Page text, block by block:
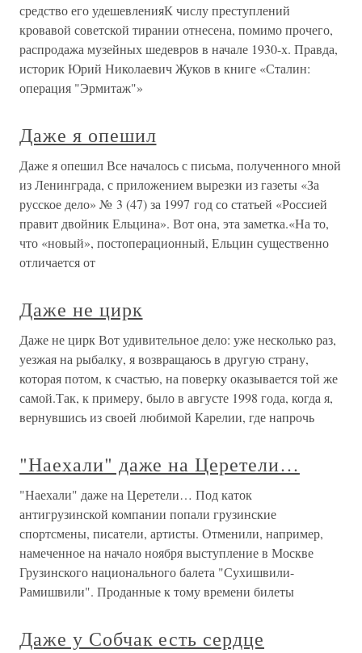
средство его удешевленияК числу преступлений
кровавой советской тирании отнесена, помимо прочего,
распродажа музейных шедевров в начале 1930-х. Правда,
историк Юрий Николаевич Жуков в книге «Сталин:
операция "Эрмитаж"»
Даже я опешил
Даже я опешил Все началось с письма, полученного мной
из Ленинграда, с приложением вырезки из газеты «За
русское дело» № 3 (47) за 1997 год со статьей «Россией
правит двойник Ельцина». Вот она, эта заметка.«На то,
что «новый», постоперационный, Ельцин существенно
отличается от
Даже не цирк
Даже не цирк Вот удивительное дело: уже несколько раз,
уезжая на рыбалку, я возвращаюсь в другую страну,
которая потом, к счастью, на поверку оказывается той же
самой.Так, к примеру, было в августе 1998 года, когда я,
вернувшись из своей любимой Карелии, где напрочь
"Наехали" даже на Церетели…
"Наехали" даже на Церетели… Под каток
антигрузинской компании попали грузинские
спортсмены, писатели, артисты. Отменили, например,
намеченное на начало ноября выступление в Москве
Грузинского национального балета "Сухишвили-
Рамишвили". Проданные к тому времени билеты
Даже у Собчак есть сердце